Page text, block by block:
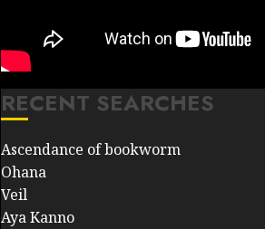
RECENT SEARCHES
Ascendance of bookworm
Ohana
Veil
Aya Kanno